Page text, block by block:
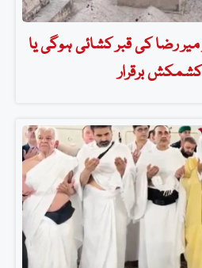
رضا کی قبر کشائی ہوگی یا
برقرار